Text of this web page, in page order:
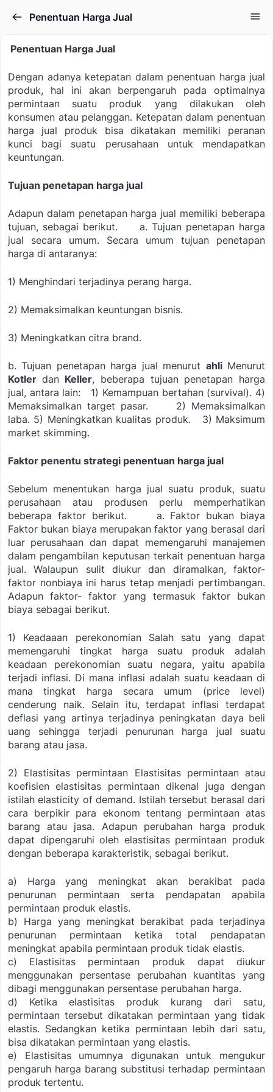
Penentuan Harga Jual
Penentuan Harga Jual
Dengan adanya ketepatan dalam penentuan harga jual
produk, hal ini akan berpengaruh pada optimalnya
permintaan suatu produk yang dilakukan oleh
konsumen atau pelanggan. Ketepatan dalam penentuan
harga jual produk bisa dikatakan memiliki peranan
kunci bagi suatu perusahaan untuk mendapatkan
keuntungan.
Tujuan penetapan harga jual
Adapun dalam penetapan harga jual memiliki beberapa
tujuan, sebagai berikut.
a. Tujuan penetapan harga
jual secara umum.
Secara umum tujuan penetapan
harga di antaranya:
1) Menghindari terjadinya perang harga.
2) Memaksimalkan keuntungan bisnis.
3) Meningkatkan citra brand.
b. Tujuan penetapan harga jual menurut ahli Menurut
Kotler dan Keller, beberapa tujuan penetapan harga
jual, antara lain:
1) Kemampuan bertahan (survival). 4)
Memaksimalkan target pasar.
2) Memaksimalkan
laba. 5) Meningkatkan kualitas produk.
3) Maksimum
market skimming.
Faktor penentu strategi penentuan harga jual
Sebelum menentukan harga jual suatu produk, suatu
perusahaan atau produsen perlu memperhatikan
beberapa faktor berikut.
a. Faktor bukan biaya
Faktor bukan biaya merupakan faktor yang berasal dari
luar perusahaan dan dapat memengaruhi manajemen
dalam pengambilan keputusan terkait penentuan harga
jual. Walaupun sulit diukur dan diramalkan, faktor-
faktor nonbiaya ini harus tetap menjadi pertimbangan.
Adapun faktor- faktor yang termasuk faktor bukan
biaya sebagai berikut.
1) Keadaaan perekonomian
Salah satu yang dapat
memengaruhi tingkat harga suatu produk adalah
keadaan perekonomian suatu negara, yaitu apabila
terjadi inflasi. Di mana inflasi adalah suatu keadaan di
mana tingkat harga secara umum (price level)
cenderung naik. Selain itu, terdapat inflasi terdapat
deflasi yang artinya terjadinya peningkatan daya beli
uang sehingga terjadi penurunan harga jual suatu
barang atau jasa.
2) Elastisitas permintaan Elastisitas permintaan atau
koefisien elastisitas permintaan dikenal juga dengan
istilah elasticity of demand. Istilah tersebut berasal dari
cara berpikir para ekonom tentang permintaan atas
barang atau jasa. Adapun perubahan harga produk
dapat dipengaruhi oleh elastisitas permintaan produk
dengan beberapa karakteristik, sebagai berikut.
a) Harga yang meningkat akan berakibat pada
penurunan permintaan serta pendapatan apabila
permintaan produk elastis.
b) Harga yang meningkat berakibat pada terjadinya
penurunan permintaan ketika total pendapatan
meningkat apabila permintaan produk tidak elastis.
c) Elastisitas permintaan produk dapat diukur
menggunakan persentase perubahan kuantitas yang
dibagi menggunakan persentase perubahan harga.
d) Ketika elastisitas produk kurang dari satu,
permintaan tersebut dikatakan permintaan yang tidak
elastis. Sedangkan ketika permintaan lebih dari satu,
bisa dikatakan permintaan yang elastis.
e) Elastisitas umumnya digunakan untuk mengukur
pengaruh harga barang substitusi terhadap permintaan
produk tertentu.